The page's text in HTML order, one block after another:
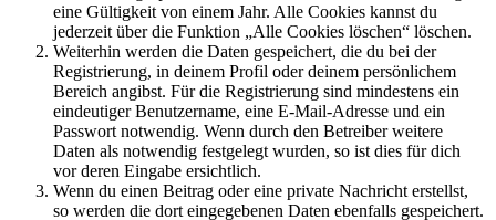
eine Gültigkeit von einem Jahr. Alle Cookies kannst du
jederzeit über die Funktion „Alle Cookies löschen“ löschen.
Weiterhin werden die Daten gespeichert, die du bei der
Registrierung, in deinem Profil oder deinem persönlichem
Bereich angibst. Für die Registrierung sind mindestens ein
eindeutiger Benutzername, eine E-Mail-Adresse und ein
Passwort notwendig. Wenn durch den Betreiber weitere
Daten als notwendig festgelegt wurden, so ist dies für dich
vor deren Eingabe ersichtlich.
Wenn du einen Beitrag oder eine private Nachricht erstellst,
so werden die dort eingegebenen Daten ebenfalls gespeichert.